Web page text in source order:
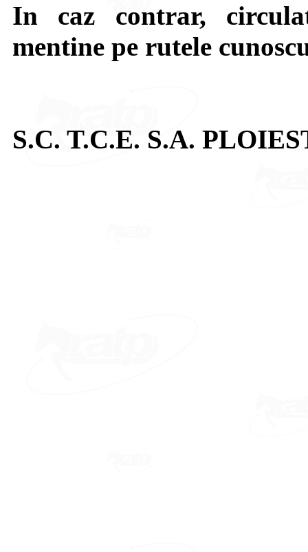
In caz contrar,
mentine pe rutele
S.C. T.C.E. S.A.